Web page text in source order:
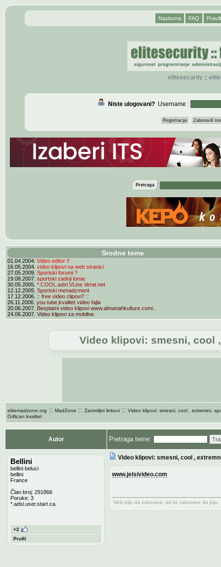
Naslovna FAQ
elitesecurity::
Niste ulogovani?Username :
Registracija Zaboravili
Pretraga :
Srodne teme
01.04.2004. Video editor !!
16.05.2004. video klipovi na web stranici
27.05.2009. Sportski forumi ?
19.08.2007. sportski zadnji lonac
30.05.2005. *.COOL.adsl.VLine.Verat.net
12.12.2005. Sportski menadzment
17.12.2006. :: free video clipovi? ::
26.11.2006. you tube,kvalitet video fajla
20.06.2007. Besplatni video klipovi www.almanahkulture.com/..
24.06.2007. Video klipovi za mobilne.
Video klipovi: smesni, cool
elitemadzone.org :: MadZone :: Zanimljivi linkovi :: Video klipovi: smesni, cool , extremni,
Odlican kvalitet
Autor Pretraga teme:
Bellini
bellini beluci
bellini
France
Član broj: 291866
Poruke: 3
*.adsl.user.start.ca.
+2
Profil
Video klipovi: smesni, cool ,
www.jelsivideo.com
Neki piju da zaborave, ali ne zaborave da piju.